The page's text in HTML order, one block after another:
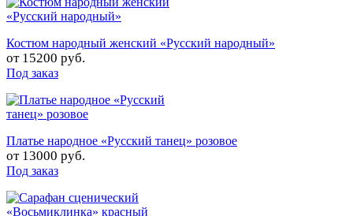
Костюм народный женский «Русский народный»
от 15200 руб.
Под заказ
Платье народное «Русский танец» розовое
от 13000 руб.
Под заказ